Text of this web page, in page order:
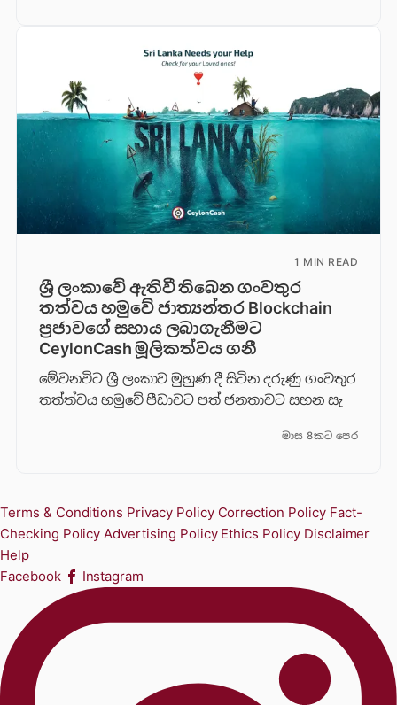
1 MIN READ
ශ්‍රී ලංකාවේ ඇතිවී තිබෙන ගංවතුර
තත්වය හමුවේ ජාත්‍යන්තර Blockchain
ප්‍රජාවගේ සහාය ලබාගැනීමට
CeylonCash මූලිකත්වය ග​නී
මේවනවිට ශ්‍රී ලංකාව මුහුණ දී සිටින දරුණු ගංවතුර
තත්ත්වය හමුවේ පීඩාවට පත් ජනතාවට සහන සැ
මාස 8කට පෙර
Terms & Conditions Privacy Policy Correction Policy Fact-
Checking Policy Advertising Policy Ethics Policy Disclaimer
Help
Facebook
Instagram